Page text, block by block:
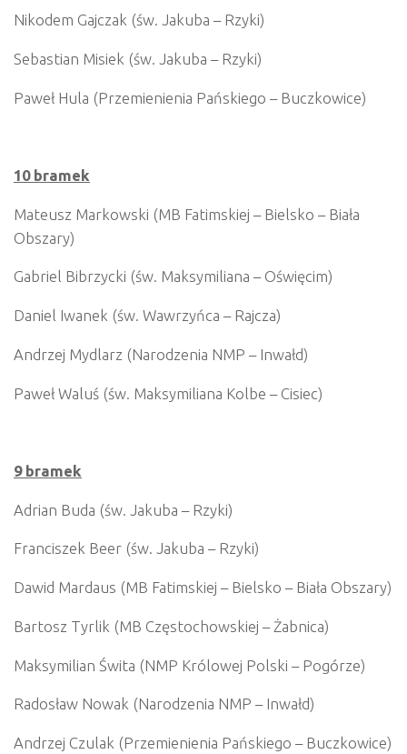
Nikodem Gajczak (św. Jakuba – Rzyki)
Sebastian Misiek (św. Jakuba – Rzyki)
Paweł Hula (Przemienienia Pańskiego – Buczkowice)
10 bramek
Mateusz Markowski (MB Fatimskiej – Bielsko – Biała
Obszary)
Gabriel Bibrzycki (św. Maksymiliana – Oświęcim)
Daniel Iwanek (św. Wawrzyńca – Rajcza)
Andrzej Mydlarz (Narodzenia NMP – Inwałd)
Paweł Waluś (św. Maksymiliana Kolbe – Cisiec)
9 bramek
Adrian Buda (św. Jakuba – Rzyki)
Franciszek Beer (św. Jakuba – Rzyki)
Dawid Mardaus (MB Fatimskiej – Bielsko – Biała Obszary)
Bartosz Tyrlik (MB Częstochowskiej – Żabnica)
Maksymilian Świta (NMP Królowej Polski – Pogórze)
Radosław Nowak (Narodzenia NMP – Inwałd)
Andrzej Czulak (Przemienienia Pańskiego – Buczkowice)